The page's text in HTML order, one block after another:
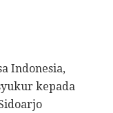
Indonesia,
kepada